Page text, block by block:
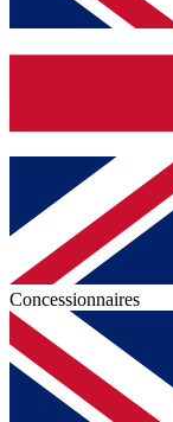
Concessionnaires